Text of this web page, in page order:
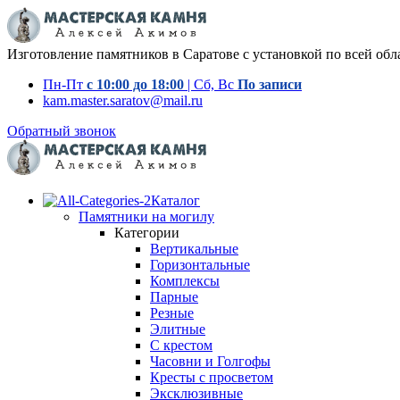
Изготовление памятников в Саратове с установкой по всей
Пн-Пт с 10:00 до 18:00 | Сб, Вс По записи
kam.master.saratov@mail.ru
Обратный звонок
Каталог
Памятники на могилу
Категории
Вертикальные
Горизонтальные
Комплексы
Парные
Резные
Элитные
С крестом
Часовни и Голгофы
Кресты с просветом
Эксклюзивные